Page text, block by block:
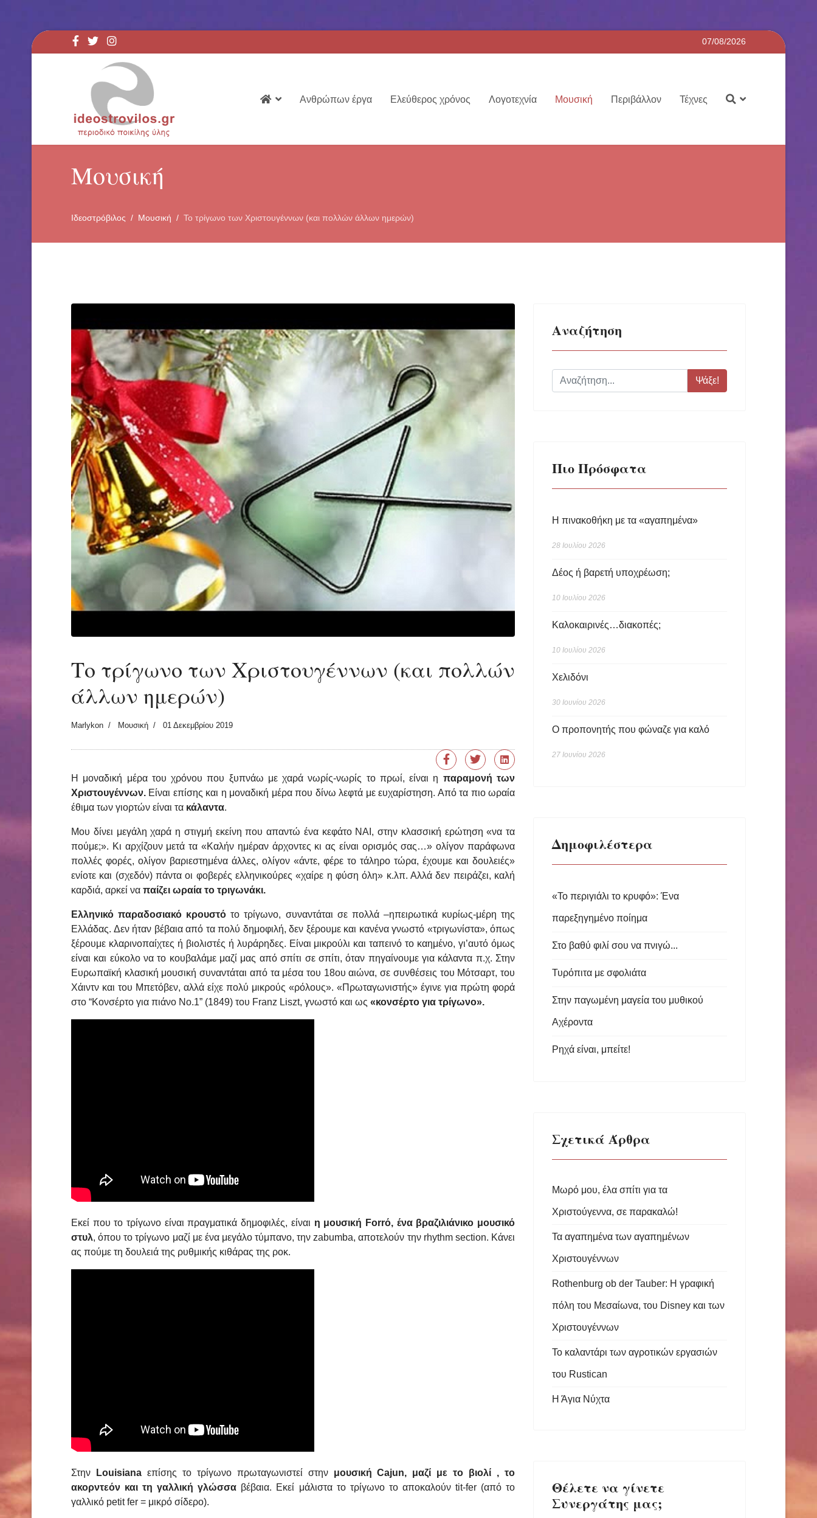
07/08/2026
Ανθρώπων έργα Ελεύθερος χρόνος Λογοτεχνία Μουσική Περιβάλλον Τέχνες
Μουσική
Ιδεοστρόβιλος Μουσική Το τρίγωνο των Χριστουγέννων (και πολλών άλλων ημερών)
Το τρίγωνο των Χριστουγέννων (και πολλών
άλλων ημερών)
Marlykon Μουσική 01 Δεκεμβρίου 2019
Η μοναδική μέρα του χρόνου που ξυπνάω με χαρά νωρίς-νωρίς το πρωί, είναι η παραμονή των
Χριστουγέννων. Είναι επίσης και η μοναδική μέρα που δίνω λεφτά με ευχαρίστηση. Από τα πιο ωραία
έθιμα των γιορτών είναι τα κάλαντα.
Μου δίνει μεγάλη χαρά η στιγμή εκείνη που απαντώ ένα κεφάτο ΝΑΙ, στην κλασσική ερώτηση «να τα
πούμε;». Κι αρχίζουν μετά τα «Καλήν ημέραν άρχοντες κι ας είναι ορισμός σας…» ολίγον παράφωνα
πολλές φορές, ολίγον βαριεστημένα άλλες, ολίγον «άντε, φέρε το τάληρο τώρα, έχουμε και δουλειές»
ενίοτε και (σχεδόν) πάντα οι φοβερές ελληνικούρες «χαίρε η φύση όλη» κ.λπ. Αλλά δεν πειράζει, καλή
καρδιά, αρκεί να παίζει ωραία το τριγωνάκι.
Ελληνικό παραδοσιακό κρουστότο τρίγωνο, συναντάται σε πολλά –ηπειρωτικά κυρίως-μέρη της
Ελλάδας. Δεν ήταν βέβαια από τα πολύ δημοφιλή, δεν ξέρουμε και κανένα γνωστό «τριγωνίστα», όπως
ξέρουμε κλαρινοπαίχτες ή βιολιστές ή λυράρηδες. Είναι μικρούλι και ταπεινό το καημένο, γι’αυτό όμως
είναι και εύκολο να το κουβαλάμε μαζί μας από σπίτι σε σπίτι, όταν πηγαίνουμε για κάλαντα π.χ. Στην
Ευρωπαϊκή κλασική μουσική συναντάται από τα μέσα του 18ου αιώνα, σε συνθέσεις του Μότσαρτ, του
Χάιντν και του Μπετόβεν, αλλά είχε πολύ μικρούς «ρόλους». «Πρωταγωνιστής» έγινε για πρώτη φορά
στο “Κονσέρτο για πιάνο Νο.1” (1849) του Franz Liszt, γνωστό και ως «κονσέρτο για τρίγωνο».
Εκεί που το τρίγωνο είναι πραγματικά δημοφιλές, είναι η μουσική Forrό, ένα βραζιλιάνικο μουσικό
στυλ, όπου το τρίγωνο μαζί με ένα μεγάλο τύμπανο, την zabumba, αποτελούν την rhythm section. Κάνει
ας πούμε τη δουλειά της ρυθμικής κιθάρας της ροκ.
Στην Louisianaεπίσης το τρίγωνο πρωταγωνιστεί στην μουσική Cajun, μαζί με το βιολί , το
ακορντεόν και τη γαλλική γλώσσα βέβαια. Eκεί μάλιστα το τρίγωνο το αποκαλούν tit-fer (από το
γαλλικό petit fer = μικρό σίδερο).
Αναζήτηση
Ψάξε!
Πιο Πρόσφατα
Η πινακοθήκη με τα «αγαπημένα»
28 Ιουλίου 2026
Δέος ή βαρετή υποχρέωση;
10 Ιουλίου 2026
Καλοκαιρινές…διακοπές;
10 Ιουλίου 2026
Χελιδόνι
30 Ιουνίου 2026
Ο προπονητής που φώναζε για καλό
27 Ιουνίου 2026
Δημοφιλέστερα
«Το περιγιάλι το κρυφό»: Ένα
παρεξηγημένο ποίημα
Στο βαθύ φιλί σου να πνιγώ...
Τυρόπιτα με σφολιάτα
Στην παγωμένη μαγεία του μυθικού
Αχέροντα
Ρηχά είναι, μπείτε!
Σχετικά Άρθρα
Μωρό μου, έλα σπίτι για τα
Χριστούγεννα, σε παρακαλώ!
Τα αγαπημένα των αγαπημένων
Χριστουγέννων
Rothenburg ob der Tauber: Η γραφική
πόλη του Μεσαίωνα, του Disney και των
Χριστουγέννων
Το καλαντάρι των αγροτικών εργασιών
του Rustican
Η Άγια Νύχτα
Θέλετε να γίνετε
Συνεργάτης μας;